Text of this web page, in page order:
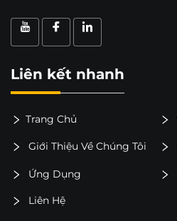
Liên kết nhanh
Trang Chủ
Giới Thiệu Về Chúng Tôi
Ứng Dụng
Liên Hệ